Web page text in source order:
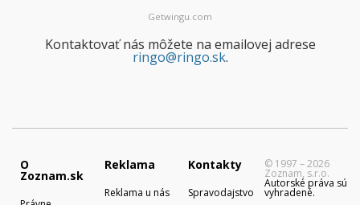
Getwingu.com
Kontaktovať nás môžete na emailovej adrese
ringo@ringo.sk.
O
Zoznam.sk
Reklama
Reklama u nás
Kontakty
Spravodajstvo
© 1997 – 2026
Zoznam, s.r.o.
Autorské práva sú
vyhradené.